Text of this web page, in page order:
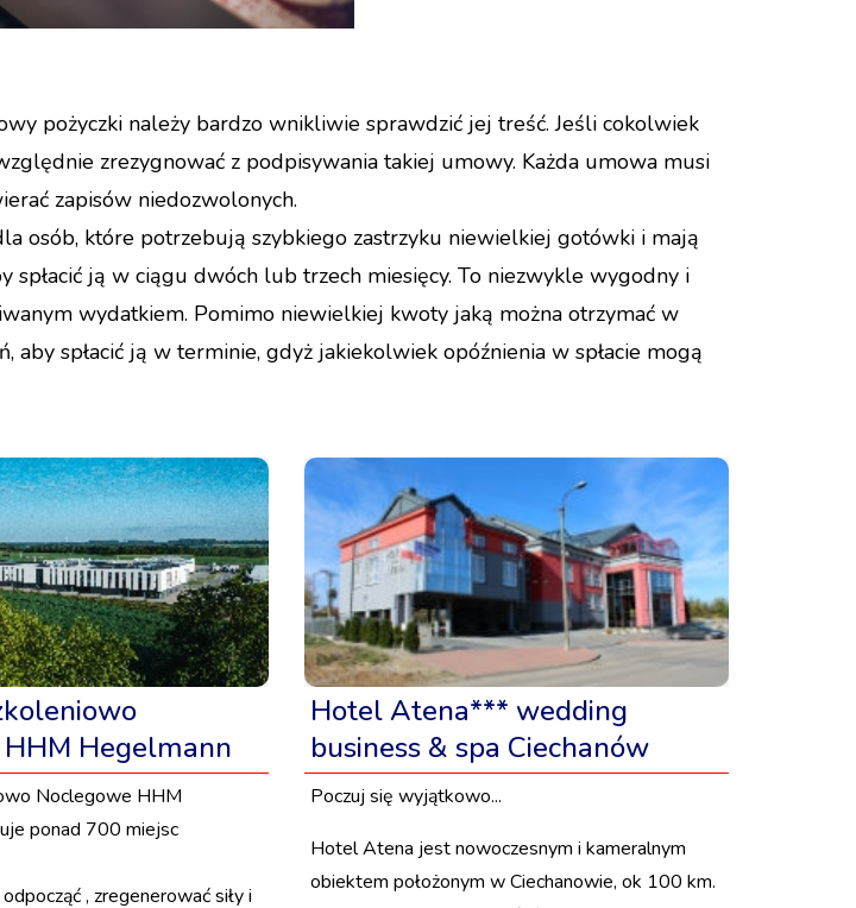
pożyczki należy bardzo wnikliwie sprawdzić jej treść. Jeśli cokolwiek
zrezygnować z podpisywania takiej umowy. Każda umowa musi
zapisów niedozwolonych.
osób, które potrzebują szybkiego zastrzyku niewielkiej gotówki i mają
ją w ciągu dwóch lub trzech miesięcy. To niezwykle wygodny i
wydatkiem. Pomimo niewielkiej kwoty jaką można otrzymać w
spłacić ją w terminie, gdyż jakiekolwiek opóźnienia w spłacie mogą
Hegelmann
Noclegowe HHM
ponad 700 miejsc
, zregenerować siły i
Hotel Atena*** wedding
business & spa Ciechanów
Poczuj się wyjątkowo...
Hotel Atena jest nowoczesnym i kameralnym
obiektem położonym w Ciechanowie, ok 100 km.